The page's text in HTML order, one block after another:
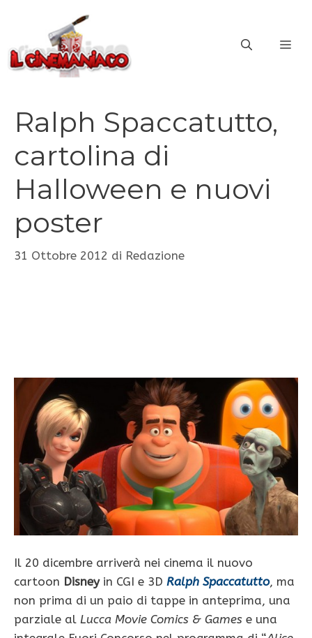
contenuto
Ralph Spaccatutto,
cartolina di
Halloween e nuovi
poster
31 Ottobre 2012 di Redazione
Il 20 dicembre arriverà nei cinema il nuovo
cartoon Disneyin CGI e 3D Ralph Spaccatutto, ma
non prima di un paio di tappe in anteprima, una
parziale al Lucca Movie Comics & Games e una